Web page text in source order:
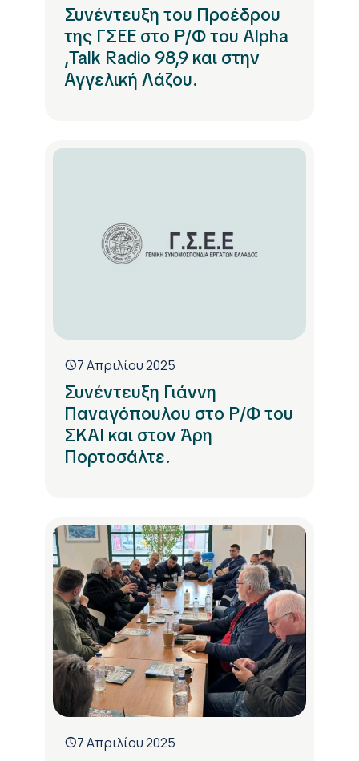
Συνέντευξη του Προέδρου
της ΓΣΕΕ στο Ρ/Φ του Alpha
,Talk Radio 98,9 και στην
Αγγελική Λάζου.
7 Απριλίου 2025
Συνέντευξη Γιάννη
Παναγόπουλου στο Ρ/Φ του
ΣΚΑΙ και στον Άρη
Πορτοσάλτε.
7 Απριλίου 2025